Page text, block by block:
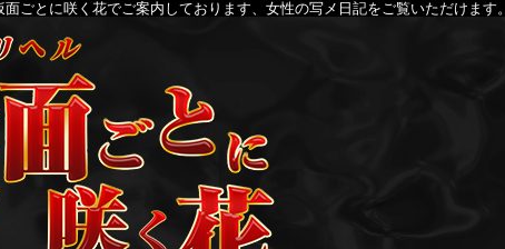
面ごとに咲く花でご案内しております、女性の写メ日記をご覧いただけます。